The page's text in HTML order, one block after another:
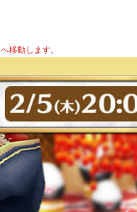
移動します。